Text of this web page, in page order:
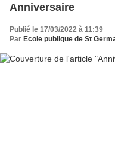
Anniversaire
Publié le 17/03/2022 à 11:39
Par Ecole publique de St